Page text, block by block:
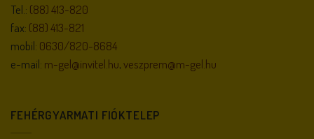
Tel.: (88) 413-820
fax: (88) 413-821
mobil: 0630/820-8684
e-mail: m-gel@invitel.hu,veszprem@m-gel.hu
FEHÉRGYARMATI FIÓKTELEP